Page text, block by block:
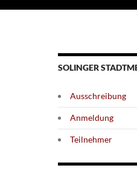
SOLINGER
Ausschreibung
Anmeldung
Teilnehmer